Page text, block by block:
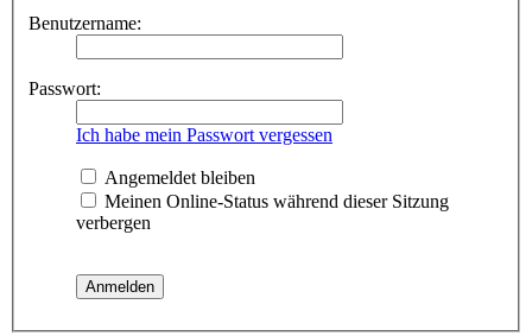
Benutzername:
Passwort:
Ich habe mein Passwort vergessen
Angemeldet bleiben
Meinen Online-Status während dieser Sitzung
verbergen